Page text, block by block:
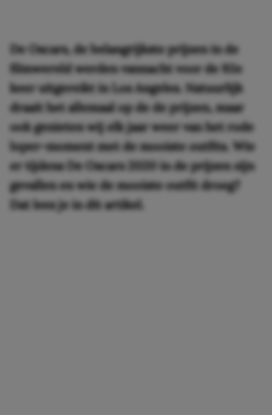
De Oscars, de belangrijkste prijzen in de
filmwereld werden vannacht voor de 92e
keer uitgereikt in Los Angeles. Natuurlijk
draait het allemaal op de de prijzen, maar
ook genieten wij elk jaar weer van het rode
loper-moment met de mooiste outfits. Wie
er tijdens De Oscars 2020 in de prijzen zijn
gevallen en wie de mooiste outfit droeg?
Dat lees je in dit artikel.